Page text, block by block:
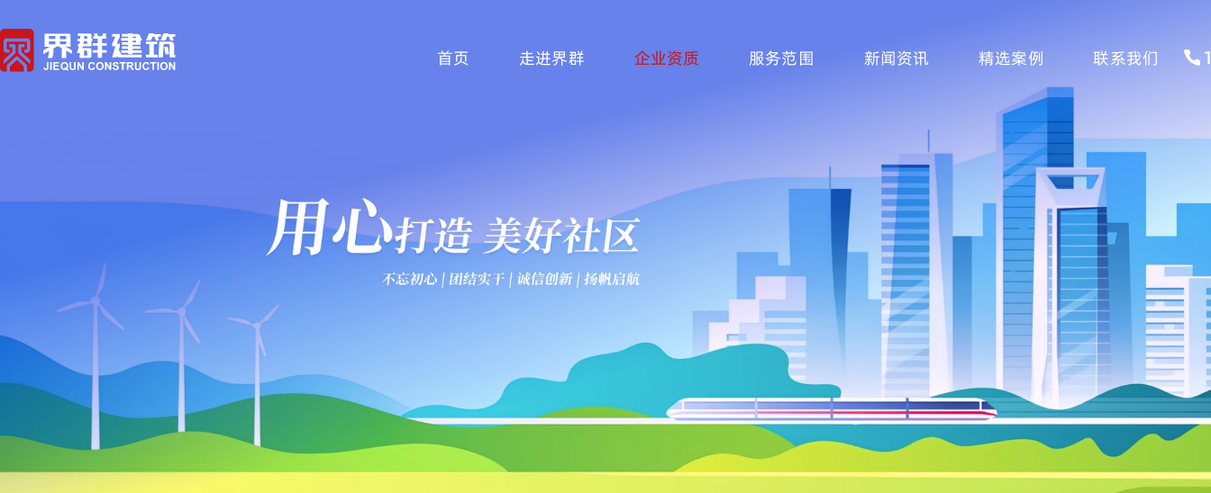
首页 走进界群 企业资质 服务范围 新闻资讯 精选案例 联系我们